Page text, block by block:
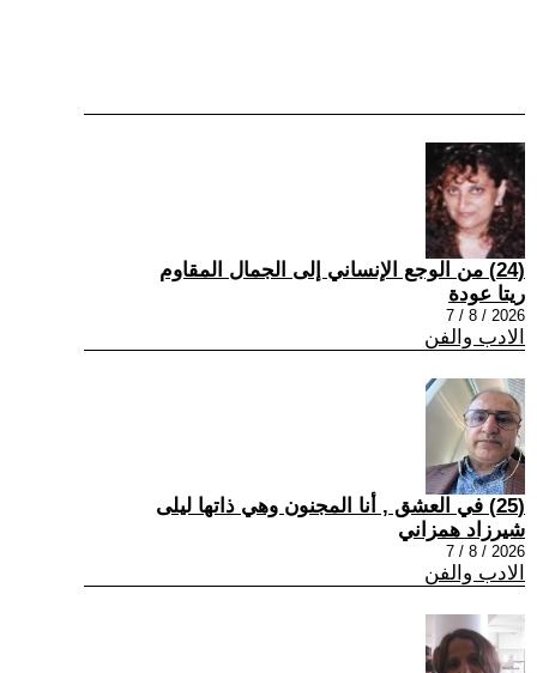
(24) من الوجع الإنساني إلى الجمال المقاوم
ريتا عودة
2026 / 8 / 7
الادب والفن
(25) في العشق , أنا المجنون وهي ذاتها ليلى
شيرزاد همزاني
2026 / 8 / 7
الادب والفن